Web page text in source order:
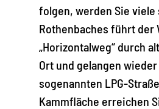
folgen, werden Sie viele
Rothenbaches führt der
„Horizontalweg“ durch
Ort und gelangen
sogenannten LPG-
Kammfläche erreichen